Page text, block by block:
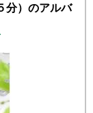
分）のアルバ